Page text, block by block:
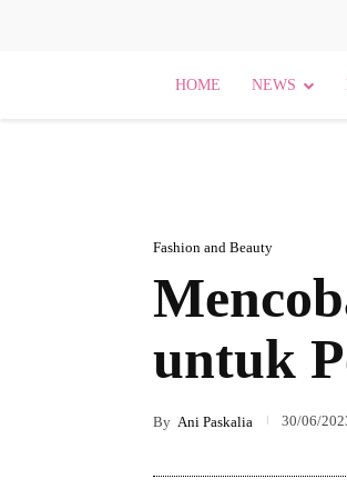
HOME NEWS
Fashion and Beauty
untuk
By Ani Paskalia 30/06/